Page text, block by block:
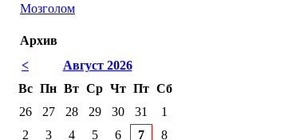
Мозголом
Архив
<
Август 2026
Вс Пн Вт Ср Чт Пт Сб
26
27 28 29 30 31
1
2
3 4 5 6 7
8